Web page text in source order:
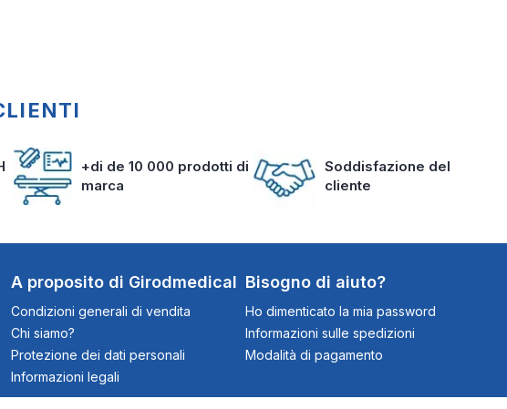
+di de 10 000 prodotti di
marca
Soddisfazione del
cliente
A proposito di Girodmedical
Condizioni generali di vendita
Chi siamo?
Protezione dei dati personali
Informazioni legali
Bisogno di aiuto?
Ho dimenticato la mia password
Informazioni sulle spedizioni
Modalità di pagamento